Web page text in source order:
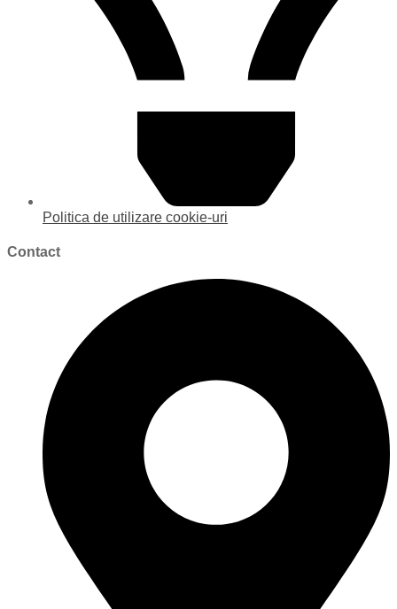
Politica de utilizare cookie-uri
Contact